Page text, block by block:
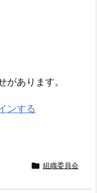
あります。
ンする
 組織委員会